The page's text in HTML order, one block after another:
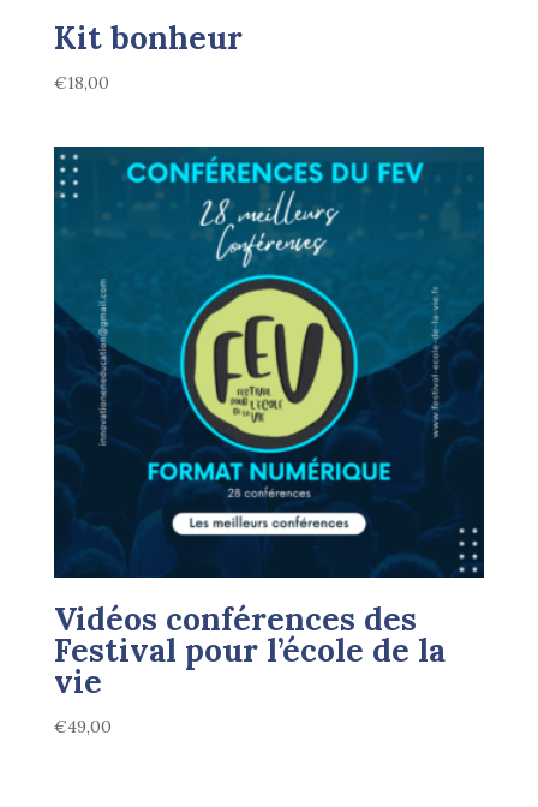
Kit bonheur
€18,00
Vidéos conférences des
Festival pour l’école de la
vie
€49,00